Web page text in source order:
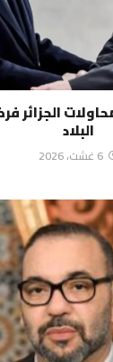
الجزائر
البلاد
6 غشت، 2026